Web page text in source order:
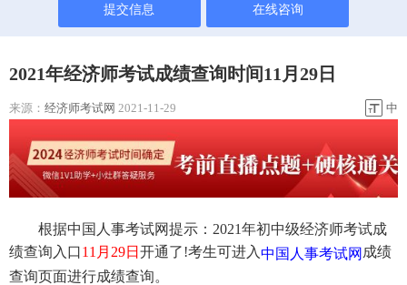
提交信息 在线咨询
2021年经济师考试成绩查询时间11月29日
来源： 经济师考试网 2021-11-29 中
根据中国人事考试网提示：2021年初中级经济师考试成
绩查询入口11月29日 开通了!考生可进入中国人事考试网 成绩
查询页面进行成绩查询。